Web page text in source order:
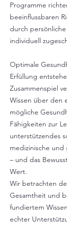
Programme
beeinflussbaren
durch
individuell
Optimale
Erfüllung
Zusammenspiel
Wissen über den
mögliche
Fähigkeiten zur
unterstützendes
medizinische
– und das
Wert.
Wir betrachten
Gesamtheit und
fundiertem
echter